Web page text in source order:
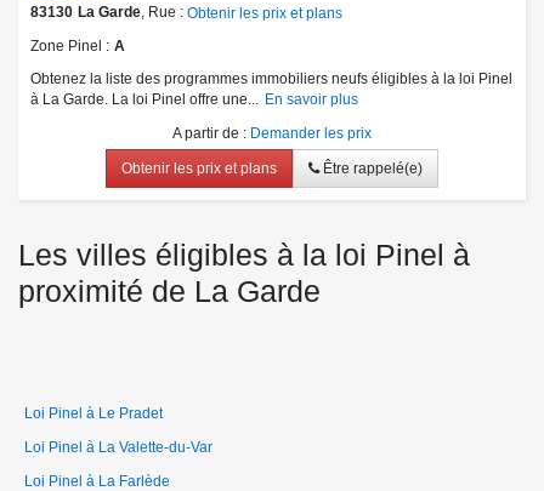
83130 La Garde , Rue : Obtenir les prix et plans
Zone Pinel
A
Obtenez la liste des programmes immobiliers neufs éligibles à la loi Pinel
à La Garde. La loi Pinel offre une...
En savoir plus
A partir de : Demander les prix
Obtenir les prix et plans Être rappelé(e)
Les villes éligibles à la loi Pinel à
proximité de La Garde
Loi Pinel à Le Pradet
Loi Pinel à La Valette-du-Var
Loi Pinel à La Farlède